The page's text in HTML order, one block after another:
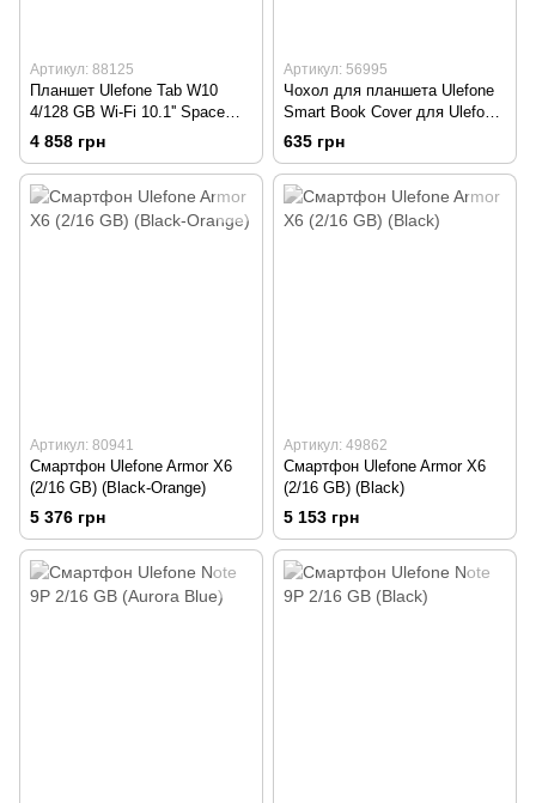
Артикул: 88125
Планшет Ulefone Tab W10
4/128 GB Wi-Fi 10.1'' Space
Gray (Сірий)
4 858 грн
Артикул: 56995
Чохол для планшета Ulefone
Smart Book Cover для Ulefone
Tab W10 Gray (Сірий)
635 грн
Артикул: 80941
Смартфон Ulefone Armor X6
(2/16 GB) (Black-Orange)
5 376 грн
Артикул: 49862
Смартфон Ulefone Armor X6
(2/16 GB) (Black)
5 153 грн